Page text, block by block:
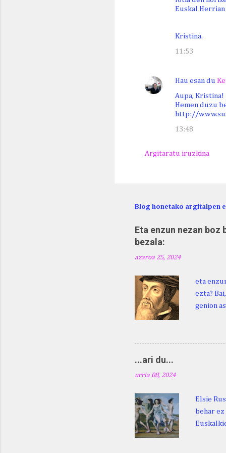
Euskal
Kristina.
11:53
Hau esan du
Aupa, Kristina!
Hemen duzu
http://
13:48
Argitaratu iruzkina
Blog honetako argitalpen
Eta enzun nezan
bezala:
azaroa 25, 2024
eta
ezta?
genion
digu
Duhauk
...ari du...
urria 08, 2024
Elsie
behar
ditugu: